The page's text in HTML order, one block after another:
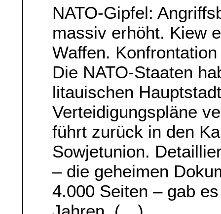
NATO-Gipfel:
massiv erhöht. Kiew
Waffen.
Die NATO-Staaten
litauischen
Verteidigungspläne
führt zurück in den
Sowjetunion.
– die geheimen
4.000 Seiten – gab